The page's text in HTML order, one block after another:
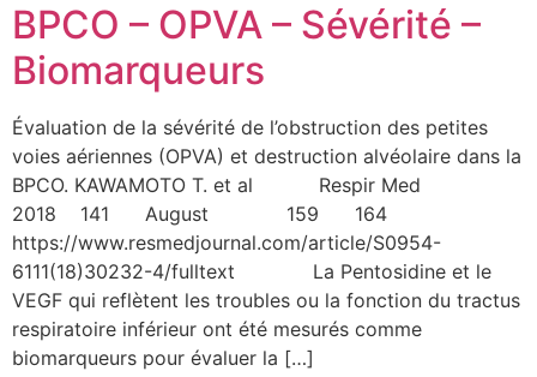
BPCO – OPVA – Sévérité –
Biomarqueurs
Évaluation de la sévérité de l’obstruction des petites
voies aériennes (OPVA) et destruction alvéolaire dans la
BPCO. KAWAMOTO T. et al Respir Med
2018 141 August 159 164
https://www.resmedjournal.com/article/S0954-
6111(18)30232-4/fulltext La Pentosidine et le
VEGF qui reflètent les troubles ou la fonction du tractus
respiratoire inférieur ont été mesurés comme
biomarqueurs pour évaluer la […]